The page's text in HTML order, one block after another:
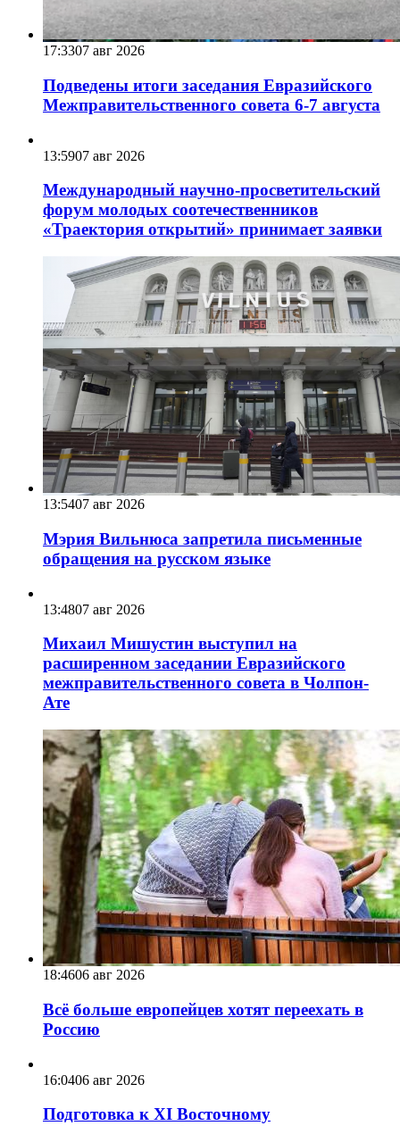
17:3307 авг 2026
Подведены итоги заседания Евразийского
Межправительственного совета 6-7 августа
13:5907 авг 2026
Международный научно-просветительский
форум молодых соотечественников
«Траектория открытий» принимает заявки
13:5407 авг 2026
Мэрия Вильнюса запретила письменные
обращения на русском языке
13:4807 авг 2026
Михаил Мишустин выступил на
расширенном заседании Евразийского
межправительственного совета в Чолпон-
Ате
18:4606 авг 2026
Всё больше европейцев хотят переехать в
Россию
16:0406 авг 2026
Подготовка к XI Восточному